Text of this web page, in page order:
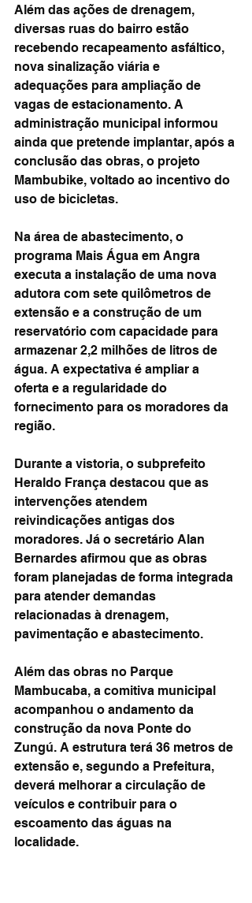
Além das ações de drenagem,
diversas ruas do bairro estão
recebendo recapeamento asfáltico,
nova sinalização viária e
adequações para ampliação de
vagas de estacionamento. A
administração municipal informou
ainda que pretende implantar, após a
conclusão das obras, o projeto
Mambubike, voltado ao incentivo do
uso de bicicletas.
Na área de abastecimento, o
programa Mais Água em Angra
executa a instalação de uma nova
adutora com sete quilômetros de
extensão e a construção de um
reservatório com capacidade para
armazenar 2,2 milhões de litros de
água. A expectativa é ampliar a
oferta e a regularidade do
fornecimento para os moradores da
região.
Durante a vistoria, o subprefeito
Heraldo França destacou que as
intervenções atendem
reivindicações antigas dos
moradores. Já o secretário Alan
Bernardes afirmou que as obras
foram planejadas de forma integrada
para atender demandas
relacionadas à drenagem,
pavimentação e abastecimento.
Além das obras no Parque
Mambucaba, a comitiva municipal
acompanhou o andamento da
construção da nova Ponte do
Zungú. A estrutura terá 36 metros de
extensão e, segundo a Prefeitura,
deverá melhorar a circulação de
veículos e contribuir para o
escoamento das águas na
localidade.